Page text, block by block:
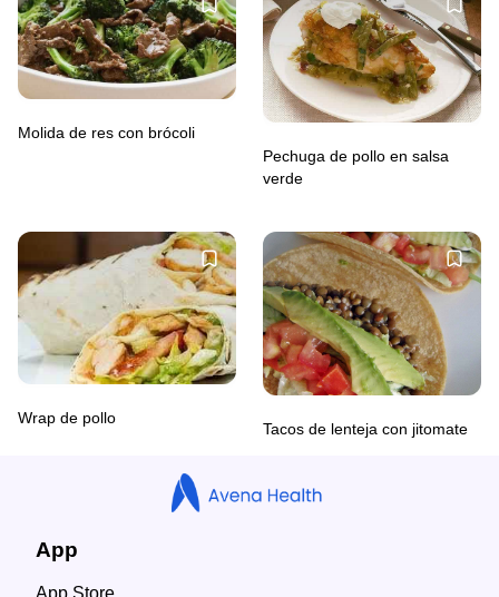
Molida de res con brócoli
Pechuga de pollo en salsa
verde
Wrap de pollo
Tacos de lenteja con jitomate
App
App Store